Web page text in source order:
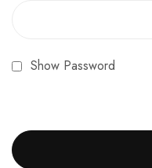
Show Password